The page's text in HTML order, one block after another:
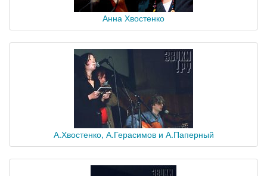
Анна Хвостенко
А.Хвостенко, А.Герасимов и А.Паперный